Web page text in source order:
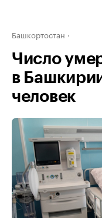
Башкортостан
Число
в
человек